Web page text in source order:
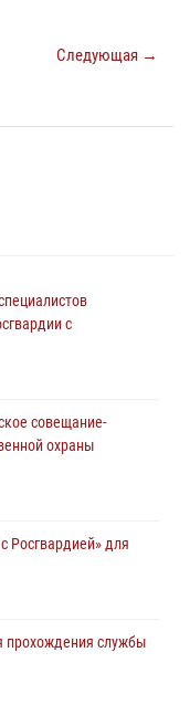
Следующая →
с
совещание-
охраны
Росгвардией» для
прохождения службы